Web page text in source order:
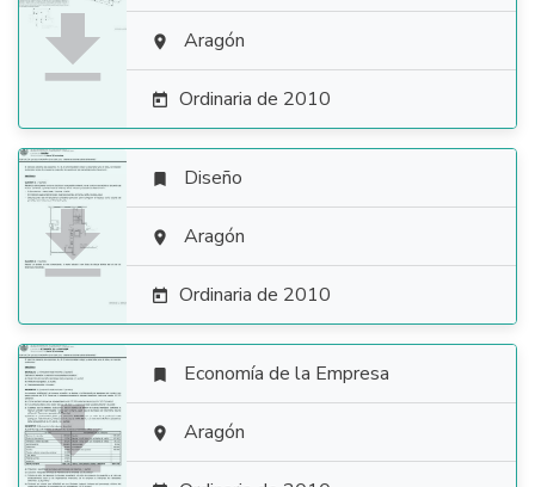
  Aragón
 Ordinaria de 2010

 Diseño
 Aragón
 Ordinaria de 2010

 Economía de la Empresa
 Aragón